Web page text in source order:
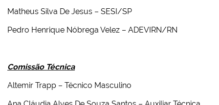
Matheus Silva De Jesus – SESI/SP
Pedro Henrique Nóbrega Velez – ADEVIRN/RN
Comissão Técnica
Altemir Trapp – Técnico Masculino